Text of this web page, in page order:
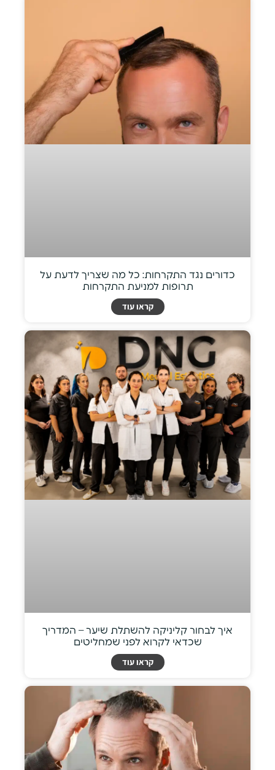
כדורים נגד התקרחות: כל מה שצריך לדעת על
תרופות למניעת התקרחות
קראו עוד
איך לבחור קליניקה להשתלת שיער – המדריך
שכדאי לקרוא לפני שמחליטים
קראו עוד